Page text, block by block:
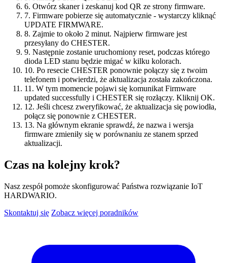
6. Otwórz skaner i zeskanuj kod QR ze strony firmware.
7. Firmware pobierze się automatycznie - wystarczy kliknąć
UPDATE FIRMWARE.
8. Zajmie to około 2 minut. Najpierw firmware jest
przesyłany do CHESTER.
9. Następnie zostanie uruchomiony reset, podczas którego
dioda LED stanu będzie migać w kilku kolorach.
10. Po resecie CHESTER ponownie połączy się z twoim
telefonem i potwierdzi, że aktualizacja została zakończona.
11. W tym momencie pojawi się komunikat Firmware
updated successfully i CHESTER się rozłączy. Kliknij OK.
12. Jeśli chcesz zweryfikować, że aktualizacja się powiodła,
połącz się ponownie z CHESTER.
13. Na głównym ekranie sprawdź, że nazwa i wersja
firmware zmieniły się w porównaniu ze stanem sprzed
aktualizacji.
Czas na kolejny krok?
Nasz zespół pomoże skonfigurować Państwa rozwiązanie IoT
HARDWARIO.
Skontaktuj się Zobacz więcej poradników